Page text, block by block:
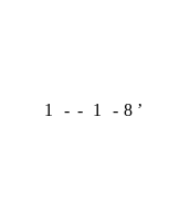
1 - - 1 - 8 ʼ